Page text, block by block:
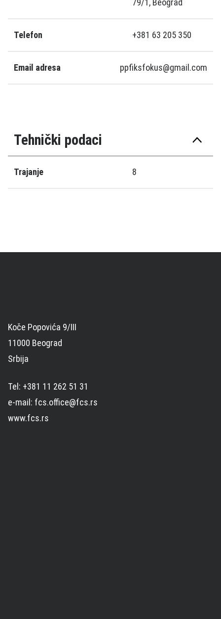
79/1, Beograd
Telefon +381 63 205 350
Email adresa ppfiksfokus@gmail.com
Tehnički podaci
Trajanje 8
Koče Popovića 9/III
11000 Beograd
Srbija
Tel: +381 11 262 51 31
e-mail: fcs.office@fcs.rs
www.fcs.rs